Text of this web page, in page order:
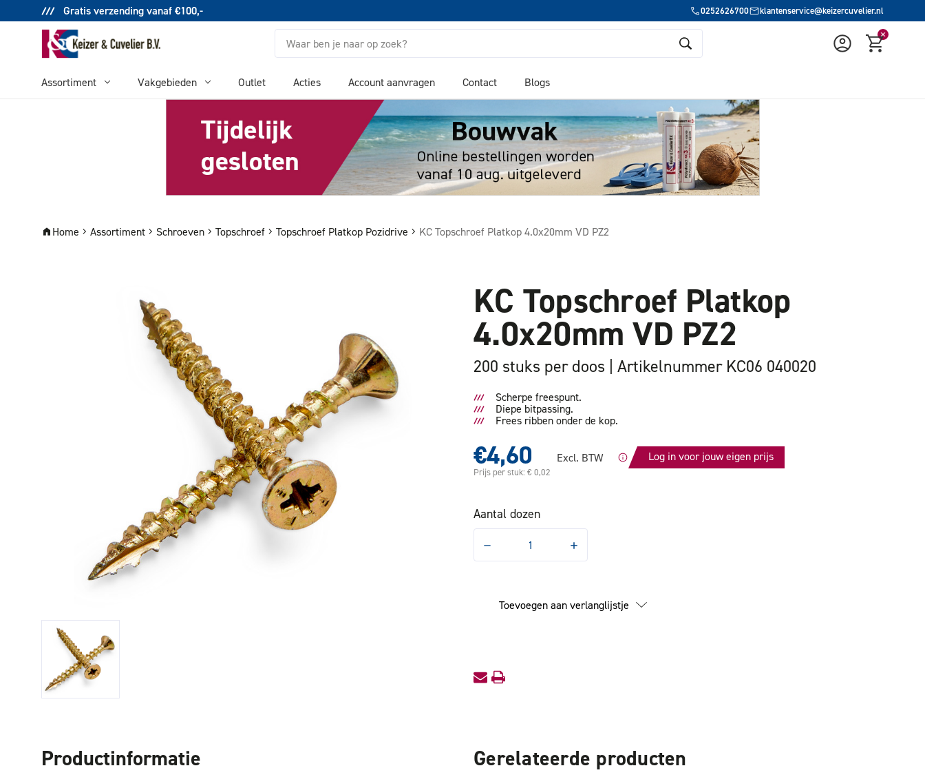
Gratis verzending vanaf €100,- 0252626700 klantenservice@keizercuvelier.nl
Zoeken
Assortiment Vakgebieden Outlet Acties Account aanvragen Contact Blogs
Home Assortiment Schroeven Topschroef Topschroef Platkop Pozidrive KC Topschroef Platkop 4.0x20mm VD PZ2
KC Topschroef Platkop
4.0x20mm VD PZ2
200 stuks per doos Artikelnummer KC06 040020
Scherpe freespunt.
Diepe bitpassing.
Frees ribben onder de kop.
€4,60
Prijs per stuk: € 0,02
Excl. BTW Log in voor jouw eigen prijs
Aantal dozen
Hoeveelheid
Platkop
4.0x20mm
Hoeveelheid
Platkop
4.0x20mm
Toevoegen aan verlanglijstje
Productinformatie Gerelateerde producten